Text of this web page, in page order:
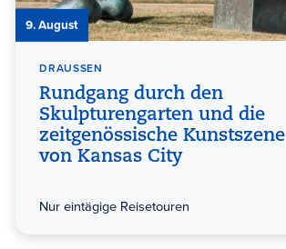
9. August
DRAUSSEN
Rundgang durch den
Skulpturengarten und die
zeitgenössische Kunstszene
von Kansas City
Nur eintägige Reisetouren